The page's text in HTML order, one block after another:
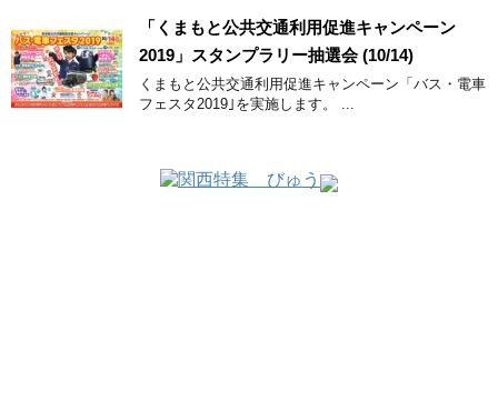
「くまもと公共交通利用促進キャンペーン
2019」スタンプラリー抽選会 (10/14)
くまもと公共交通利用促進キャンペーン「バス・電車
フェスタ2019｣を実施します。 ...